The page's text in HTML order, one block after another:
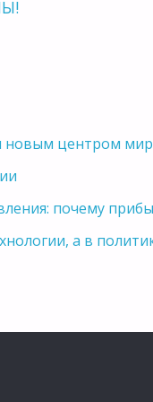
новым центром
почему
а в